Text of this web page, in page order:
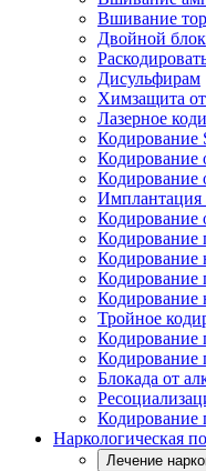
Вшивание
Двойной блок
Дисульфирам
Химзащита от
Лазерное
Кодирование
Кодирование
Кодирование
Имплантация
Кодирование
Кодирование
Кодирование
Кодирование
Кодирование
Тройное
Кодирование
Кодирование
Блокада от
Кодирование
Наркологическая
Лечение